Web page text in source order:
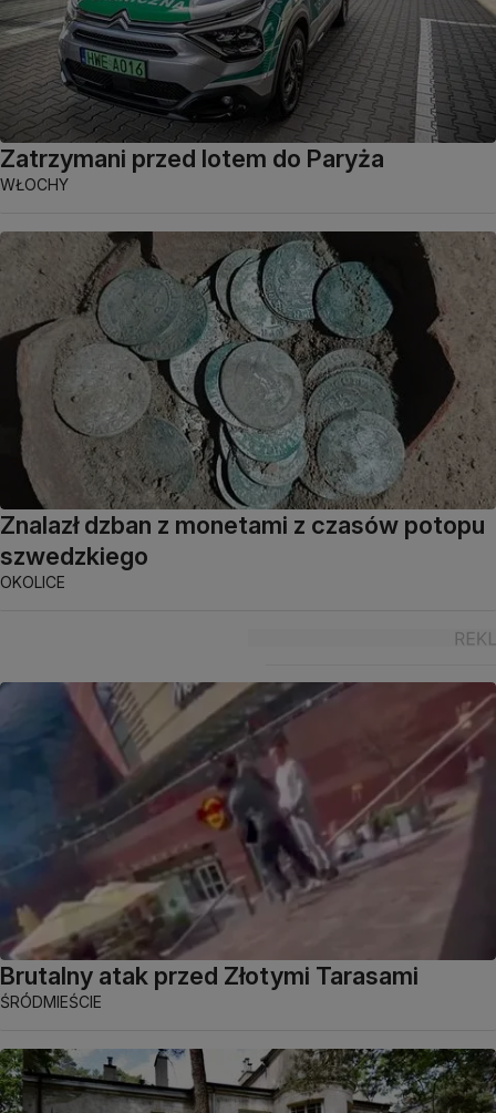
Zatrzymani przed lotem do Paryża
WŁOCHY
Znalazł dzban z monetami z czasów potopu
szwedzkiego
OKOLICE
Brutalny atak przed Złotymi Tarasami
ŚRÓDMIEŚCIE